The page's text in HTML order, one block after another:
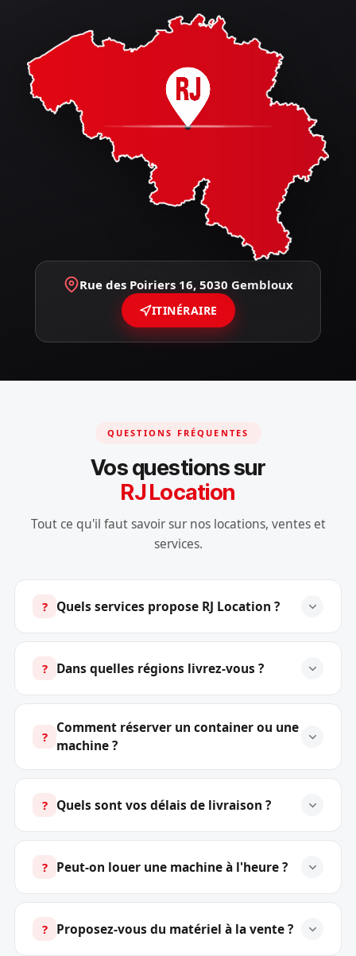
Rue des Poiriers 16, 5030 Gembloux
ITINÉRAIRE
QUESTIONS FRÉQUENTES
Vos questions sur
RJ Location
Tout ce qu'il faut savoir sur nos locations, ventes et
services.
? Quels services propose RJ Location ?
? Dans quelles régions livrez-vous ?
?
Comment réserver un container ou une
machine ?
? Quels sont vos délais de livraison ?
? Peut-on louer une machine à l'heure ?
? Proposez-vous du matériel à la vente ?